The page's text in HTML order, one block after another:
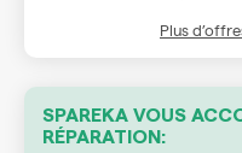
Plus
SPAREKA VOUS
RÉPARATION: